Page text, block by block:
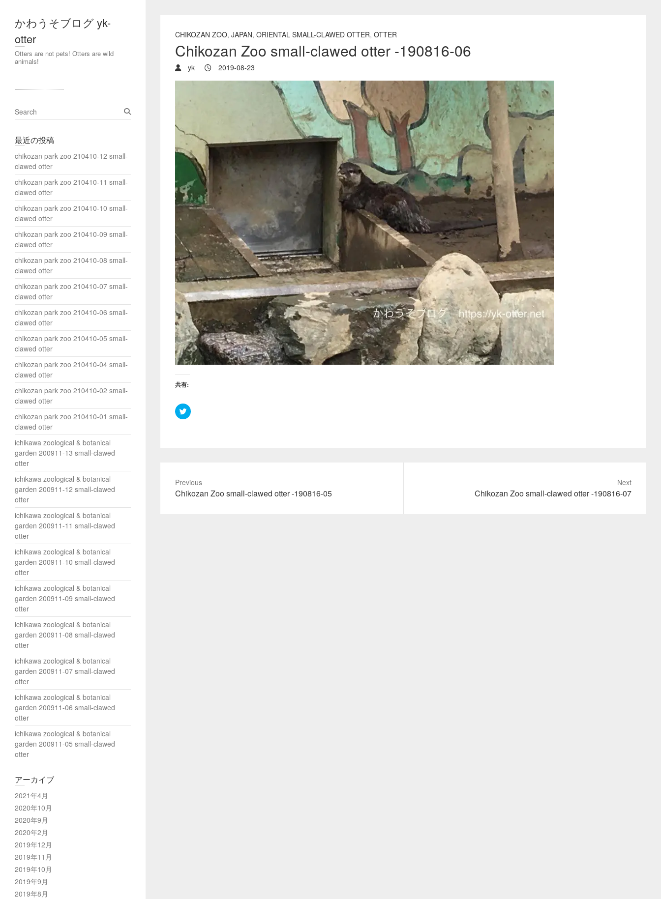
かわうそブログ yk-
otter
Otters are not pets! Otters are wild
animals!
CHIKOZAN ZOO, JAPAN, ORIENTAL SMALL-CLAWED OTTER, OTTER
Chikozan Zoo small-clawed otter -190816-06
yk 2019-08-23
共有:
ク
リ
e
r
で
共
Previous
Previous
Chikozan Zoo small-clawed otter -190816-05
Next
Chikozan Zoo small-clawed otter -190816-07
S
e
r
h
最近の投稿
chikozan park zoo 210410-12 small-
clawed otter
chikozan park zoo 210410-11 small-
clawed otter
chikozan park zoo 210410-10 small-
clawed otter
chikozan park zoo 210410-09 small-
clawed otter
chikozan park zoo 210410-08 small-
clawed otter
chikozan park zoo 210410-07 small-
clawed otter
chikozan park zoo 210410-06 small-
clawed otter
chikozan park zoo 210410-05 small-
clawed otter
chikozan park zoo 210410-04 small-
clawed otter
chikozan park zoo 210410-02 small-
clawed otter
chikozan park zoo 210410-01 small-
clawed otter
ichikawa zoological & botanical
garden 200911-13 small-clawed
otter
ichikawa zoological & botanical
garden 200911-12 small-clawed
otter
ichikawa zoological & botanical
garden 200911-11 small-clawed
otter
ichikawa zoological & botanical
garden 200911-10 small-clawed
otter
ichikawa zoological & botanical
garden 200911-09 small-clawed
otter
ichikawa zoological & botanical
garden 200911-08 small-clawed
otter
ichikawa zoological & botanical
garden 200911-07 small-clawed
otter
ichikawa zoological & botanical
garden 200911-06 small-clawed
otter
ichikawa zoological & botanical
garden 200911-05 small-clawed
otter
アーカイブ
2021年4月
2020年10月
2020年9月
2020年2月
2019年12月
2019年11月
2019年10月
2019年9月
2019年8月